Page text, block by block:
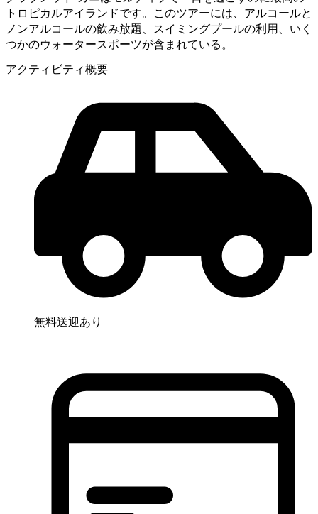
トロピカルアイランドです。このツアーには、アルコールと
ノンアルコールの飲み放題、スイミングプールの利用、いく
つかのウォータースポーツが含まれている。
アクティビティ概要
無料送迎あり